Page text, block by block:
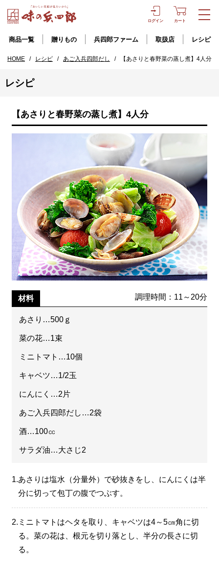
ログイン カート
商品一覧 贈りもの 兵四郎ファーム 取扱店 レシピ
HOME / レシピ / あご入兵四郎だし / 【あさりと春野菜の蒸し煮】4人分
レシピ
【あさりと春野菜の蒸し煮】4人分
材料 調理時間：11～20分
あさり…500ｇ
菜の花…1束
ミニトマト…10個
キャベツ…1/2玉
にんにく…2片
あご入兵四郎だし…2袋
酒…100㏄
サラダ油…大さじ2
1.あさりは塩水（分量外）で砂抜きをし、にんにくは半
分に切って包丁の腹でつぶす。
2. ミニトマトはヘタを取り、キャベツは4～5㎝角に切
る。菜の花は、根元を切り落とし、半分の長さに切
る。